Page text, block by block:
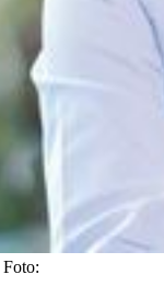
Foto: